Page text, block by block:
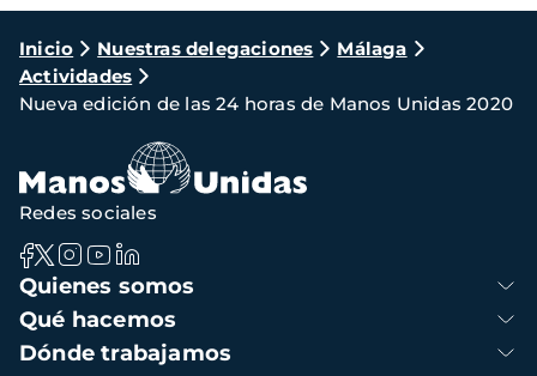
Ruta
de
navegación
Inicio Nuestras delegaciones
Málaga
Actividades
Nueva edición de las 24 horas de Manos Unidas 2020
Navegación
principal
Quienes somos
Qué hacemos
Dónde trabajamos
Redes sociales